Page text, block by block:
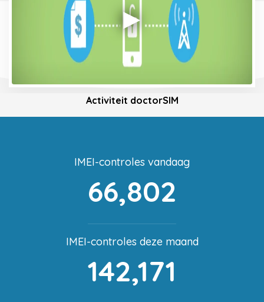
Activiteit doctorSIM
IMEI-controles vandaag
66,802
IMEI-controles deze maand
142,171